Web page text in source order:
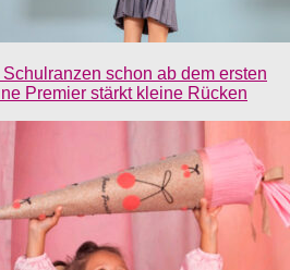
schon ab dem ersten
Premier stärkt kleine Rücken